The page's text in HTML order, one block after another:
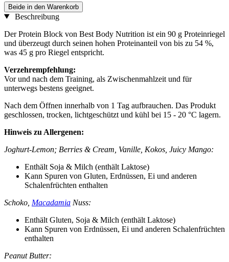
Beide in den Warenkorb
Beschreibung
Der Protein Block von Best Body Nutrition ist ein 90 g Proteinriegel
und überzeugt durch seinen hohen Proteinanteil von bis zu 54 %,
was 45 g pro Riegel entspricht.
Verzehrempfehlung:
Vor und nach dem Training, als Zwischenmahlzeit und für
unterwegs bestens geeignet.
Nach dem Öffnen innerhalb von 1 Tag aufbrauchen. Das Produkt
geschlossen, trocken, lichtgeschützt und kühl bei 15 - 20 °C lagern.
Hinweis zu Allergenen:
Joghurt-Lemon; Berries & Cream, Vanille, Kokos, Juicy Mango:
Enthält Soja & Milch (enthält Laktose)
Kann Spuren von Gluten, Erdnüssen, Ei und anderen
Schalenfrüchten enthalten
Schoko, Macadamia Nuss:
Enthält Gluten, Soja & Milch (enthält Laktose)
Kann Spuren von Erdnüssen, Ei und anderen Schalenfrüchten
enthalten
Peanut Butter: